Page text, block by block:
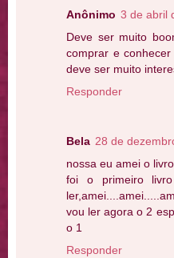
Anônimo 3 de abril
Deve ser muito
comprar e
deve ser muito
Responder
Bela 28 de
nossa eu amei o
foi o primeiro
vou ler agora o 2
o 1
Responder